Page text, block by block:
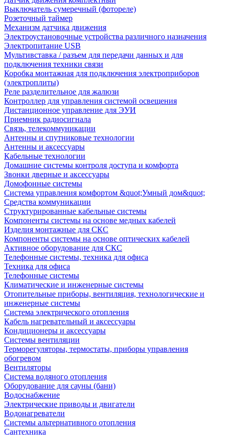
Выключатель сумеречный (фотореле)
Розеточный таймер
Механизм датчика движения
Электроустановочные устройства различного назначения
Электропитание USB
Мультивставка / разъем для передачи данных и для
подключения техники связи
Коробка монтажная для подключения электроприборов
(электроплиты)
Реле разделительное для жалюзи
Контроллер для управления системой освещения
Дистанционное управление для ЭУИ
Приемник радиосигнала
Связь, телекоммуникации
Антенны и спутниковые технологии
Антенны и аксессуары
Кабельные технологии
Домашние системы контроля доступа и комфорта
Звонки дверные и аксессуары
Домофонные системы
Система управления комфортом &quot;Умный дом&quot;
Средства коммуникации
Структурированные кабельные системы
Компоненты системы на основе медных кабелей
Изделия монтажные для СКС
Компоненты системы на основе оптических кабелей
Активное оборудование для СКС
Телефонные системы, техника для офиса
Техника для офиса
Телефонные системы
Климатические и инженерные системы
Отопительные приборы, вентиляция, технологические и
инженерные системы
Система электрического отопления
Кабель нагревательный и аксессуары
Кондиционеры и аксессуары
Системы вентиляции
Терморегуляторы, термостаты, приборы управления
обогревом
Вентиляторы
Система водяного отопления
Оборудование для сауны (бани)
Водоснабжение
Электрические приводы и двигатели
Водонагреватели
Системы альтернативного отопления
Сантехника